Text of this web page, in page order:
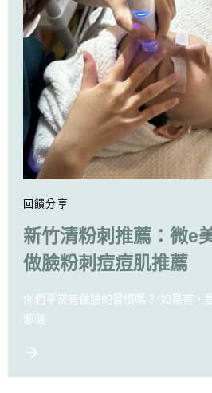
回饋分享
新竹清粉刺推薦：微e
做臉粉刺痘痘肌推薦
你們平常有做臉的習慣嗎？ 如果有，
都清